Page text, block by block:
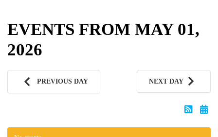
AUSBILDUNGTERMINE
KONTAKT
TANZMEISTER
EVENTS FROM MAY 01,
2026
PREVIOUS DAY NEXT DAY